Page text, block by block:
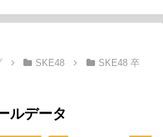
SKE48
SKE48 卒
ルデータ